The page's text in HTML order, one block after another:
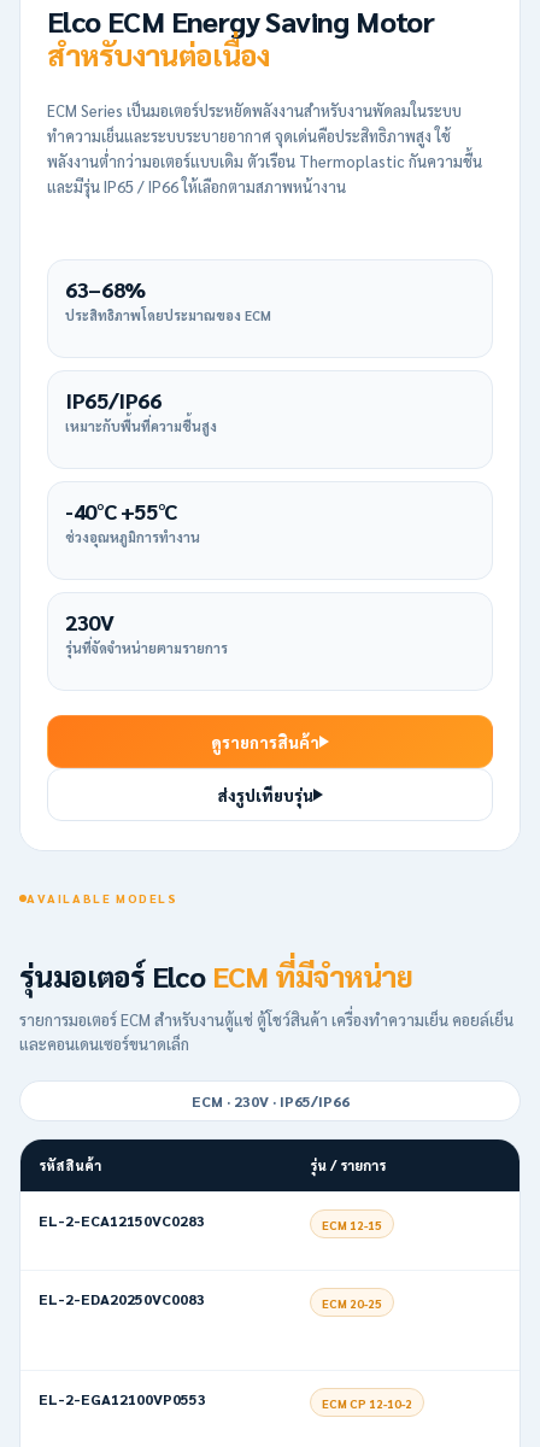
Elco ECM Energy Saving Motor
สำหรับงานต่อเนื่อง
ECM Series เป็นมอเตอร์ประหยัดพลังงานสำหรับงานพัดลมในระบบ
ทำความเย็นและระบบระบายอากาศ จุดเด่นคือประสิทธิภาพสูง ใช้
พลังงานต่ำกว่ามอเตอร์แบบเดิม ตัวเรือน Thermoplastic กันความชื้น
และมีรุ่น IP65 / IP66 ให้เลือกตามสภาพหน้างาน
63–68%
ประสิทธิภาพโดยประมาณของ ECM
IP65/IP66
เหมาะกับพื้นที่ความชื้นสูง
-40°C +55°C
ช่วงอุณหภูมิการทำงาน
230V
รุ่นที่จัดจำหน่ายตามรายการ
ดูรายการสินค้า
ส่งรูปเทียบรุ่น
AVAILABLE MODELS
รุ่นมอเตอร์ Elco ECM ที่มีจำหน่าย
รายการมอเตอร์ ECM สำหรับงานตู้แช่ ตู้โชว์สินค้า เครื่องทำความเย็น คอยล์เย็น
และคอนเดนเซอร์ขนาดเล็ก
ECM · 230V · IP65/IP66
รหัสสินค้า รุ่น / รายการ
EL-2-ECA12150VC0283 ECM 12-15
EL-2-EDA20250VC0083 ECM 20-25
EL-2-EGA12100VP0553 ECM CP 12-10-2